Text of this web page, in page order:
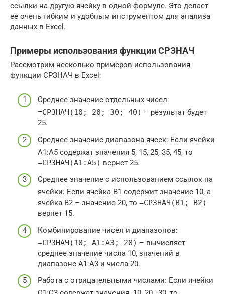
ссылки на другую ячейку в одной формуле. Это делает
ее очень гибким и удобным инструментом для анализа
данных в Excel.
Примеры использования функции СРЗНАЧ
Рассмотрим несколько примеров использования
функции СРЗНАЧ в Excel:
Среднее значение отдельных чисел:
=СРЗНАЧ(10; 20; 30; 40) – результат будет
25.
Среднее значение диапазона ячеек: Если ячейки
A1:A5 содержат значения 5, 15, 25, 35, 45, то
=СРЗНАЧ(A1:A5) вернет 25.
Среднее значение с использованием ссылок на
ячейки: Если ячейка B1 содержит значение 10, а
ячейка B2 – значение 20, то =СРЗНАЧ(B1; B2)
вернет 15.
Комбинирование чисел и диапазонов:
=СРЗНАЧ(10; A1:A3; 20) – вычисляет
среднее значение числа 10, значений в
диапазоне A1:A3 и числа 20.
Работа с отрицательными числами: Если ячейки